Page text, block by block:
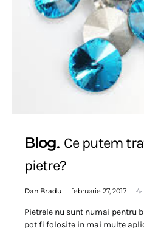
Blog Ce putem
pietre?
Dan Bradu februarie 27, 2017
Pietrele nu sunt numai pentru
pot fi folosite in mai multe